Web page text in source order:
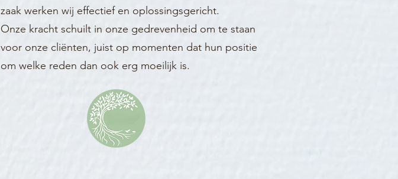
zaak werken wij effectief en oplossingsgericht.
Onze kracht schuilt in onze gedrevenheid om te staan
voor onze cliënten, juist op momenten dat hun positie
om welke reden dan ook erg moeilijk is.